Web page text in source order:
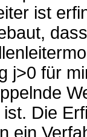
ist
j>0 für
ist. Die
ein